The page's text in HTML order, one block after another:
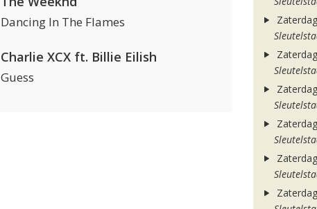
Dancing In The Flames
Charlie XCX ft. Billie Eilish
Guess